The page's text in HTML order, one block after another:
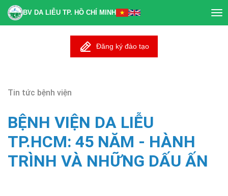
BV DA LIỄU TP. HỒ CHÍ MINH
Đăng ký đào tạo
Tin tức bệnh viện
BỆNH VIỆN DA LIỄU
TP.HCM: 45 NĂM - HÀNH
TRÌNH VÀ NHỮNG DẤU ẤN